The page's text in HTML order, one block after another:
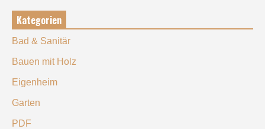
Kategorien
Bad & Sanitär
Bauen mit Holz
Eigenheim
Garten
PDF